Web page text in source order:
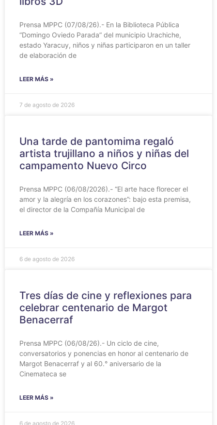
Prensa MPPC (07/08/26).- En la Biblioteca Pública
“Domingo Oviedo Parada” del municipio Urachiche,
estado Yaracuy, niños y niñas participaron en un taller
de elaboración de
LEER MÁS »
7 de agosto de 2026
Una tarde de pantomima regaló
artista trujillano a niños y niñas del
campamento Nuevo Circo
Prensa MPPC (06/08/2026).- “El arte hace florecer el
amor y la alegría en los corazones”: bajo esta premisa,
el director de la Compañía Municipal de
LEER MÁS »
6 de agosto de 2026
Tres días de cine y reflexiones para
celebrar centenario de Margot
Benacerraf
Prensa MPPC (06/08/26).- Un ciclo de cine,
conversatorios y ponencias en honor al centenario de
Margot Benacerraf y al 60.° aniversario de la
Cinemateca se
LEER MÁS »
6 de agosto de 2026